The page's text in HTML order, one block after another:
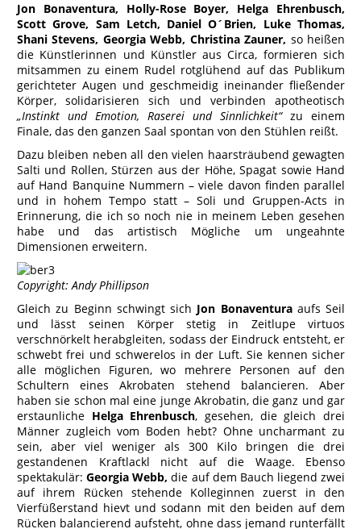
Jon Bonaventura, Holly-Rose Boyer, Helga Ehrenbusch,
Scott Grove, Sam Letch, Daniel O´Brien, Luke Thomas,
Shani Stevens, Georgia Webb, Christina Zauner, so heißen
die Künstlerinnen und Künstler aus Circa, formieren sich
mitsammen zu einem Rudel rotglühend auf das Publikum
gerichteter Augen und geschmeidig ineinander fließender
Körper, solidarisieren sich und verbinden apotheotisch
„Instinkt und Emotion, Raserei und Sinnlichkeit“zu einem
Finale, das den ganzen Saal spontan von den Stühlen reißt.
Dazu bleiben neben all den vielen haarsträubend gewagten
Salti und Rollen, Stürzen aus der Höhe, Spagat sowie Hand
auf Hand Banquine Nummern – viele davon finden parallel
und in hohem Tempo statt – Soli und Gruppen-Acts in
Erinnerung, die ich so noch nie in meinem Leben gesehen
habe und das artistisch Mögliche um ungeahnte
Dimensionen erweitern.
Copyright: Andy Phillipson
Gleich zu Beginn schwingt sich Jon Bonaventuraaufs Seil
und lässt seinen Körper stetig in Zeitlupe virtuos
verschnörkelt herabgleiten, sodass der Eindruck entsteht, er
schwebt frei und schwerelos in der Luft. Sie kennen sicher
alle möglichen Figuren, wo mehrere Personen auf den
Schultern eines Akrobaten stehend balancieren. Aber
haben sie schon mal eine junge Akrobatin, die ganz und gar
erstaunliche Helga Ehrenbusch, gesehen, die gleich drei
Männer zugleich vom Boden hebt? Ohne uncharmant zu
sein, aber viel weniger als 300 Kilo bringen die drei
gestandenen Kraftlackl nicht auf die Waage. Ebenso
spektakulär:Georgia Webb,die auf dem Bauch liegend zwei
auf ihrem Rücken stehende Kolleginnen zuerst in den
Vierfüßerstand hievt und sodann mit den beiden auf dem
Rücken balancierend aufsteht, ohne dass jemand runterfällt